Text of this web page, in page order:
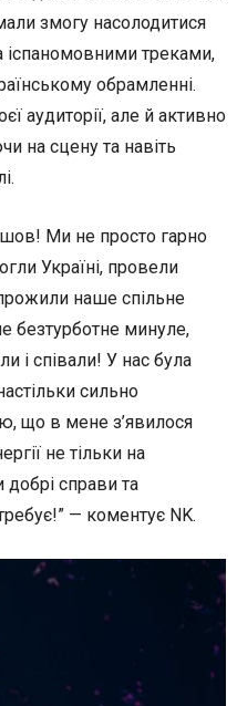
змогу насолодитися
іспаномовними треками,
обрамленні.
аудиторії, але й активно
на сцену та навіть
Ми не просто гарно
Україні, провели
наше спільне
безтурботне минуле,
і співали! У нас була
сильно
що в мене з’явилося
не тільки на
добрі справи та
— коментує NK.